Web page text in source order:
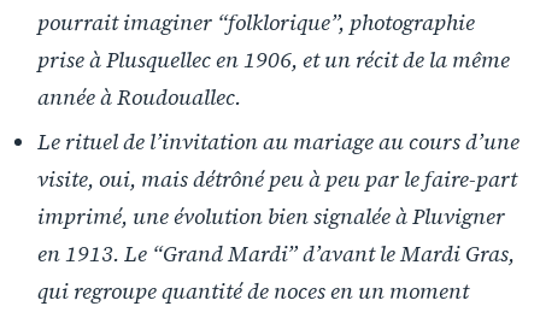
pourrait imaginer “folklorique”, photographie
prise à Plusquellec en 1906, et un récit de la même
année à Roudouallec.
Le rituel de l’invitation au mariage au cours d’une
visite, oui, mais détrôné peu à peu par le faire-part
imprimé, une évolution bien signalée à Pluvigner
en 1913. Le “Grand Mardi” d’avant le Mardi Gras,
qui regroupe quantité de noces en un moment